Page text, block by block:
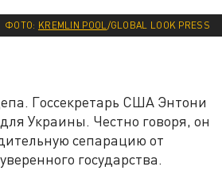
ФОТО: KREMLIN POOL /GLOBAL LOOK PRESS
Госсекретарь США Энтони
Украины. Честно говоря, он
сепарацию от
государства.